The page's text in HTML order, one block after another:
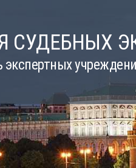
СУДЕБНЫХ
экспертных